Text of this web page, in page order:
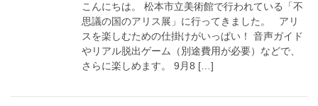
こんにちは。 松本市立美術館で行われている「不
思議の国のアリス展」に行ってきました。 アリ
スを楽しむための仕掛けがいっぱい！ 音声ガイド
やリアル脱出ゲーム（別途費用が必要）などで、
さらに楽しめます。 9月8 […]